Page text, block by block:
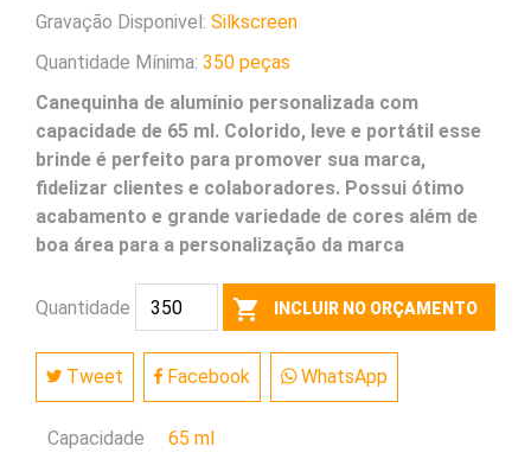
Gravação Disponivel: Silkscreen
Quantidade Mínima: 350 peças
Canequinha de alumínio personalizada com
capacidade de 65 ml. Colorido, leve e portátil esse
brinde é perfeito para promover sua marca,
fidelizar clientes e colaboradores. Possui ótimo
acabamento e grande variedade de cores além de
boa área para a personalização da marca
Quantidade shopping_cart INCLUIR NO ORÇAMENTO
Tweet Facebook WhatsApp
Capacidade 65 ml